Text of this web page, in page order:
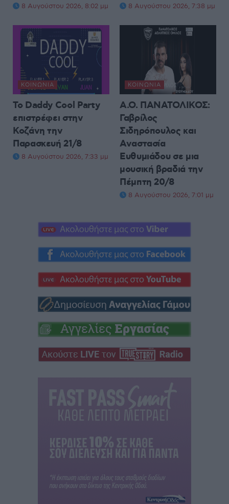
8 Αυγούστου 2026, 8:02 μμ 8 Αυγούστου 2026, 7:38 μμ
ΚΟΙΝΩΝΊΑ
Το Daddy Cool Party
επιστρέφει στην
Κοζάνη την
Παρασκευή 21/8
8 Αυγούστου 2026, 7:33 μμ
ΚΟΙΝΩΝΊΑ
Α.Ο. ΠΑΝΑΤΟΛΙΚΟΣ:
Γαβρίλος
Σιδηρόπουλος και
Αναστασία
Ευθυμιάδου σε μια
μουσική βραδιά την
Πέμπτη 20/8
8 Αυγούστου 2026, 7:01 μμ